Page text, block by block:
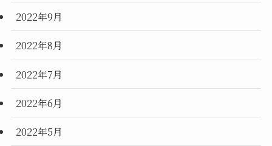
2022年9月
2022年8月
2022年7月
2022年6月
2022年5月